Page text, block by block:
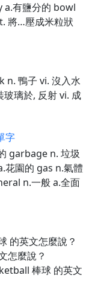
a.有鹽分的 bowl
將…壓成米粒狀
n. 鴨子 vi. 沒入水
璃於, 反射 vi. 成
字
garbage n. 垃圾
花園的 gas n.氣體
n.一般 a.全面
的英文怎麼說？
怎麼說？
棒球 的英文